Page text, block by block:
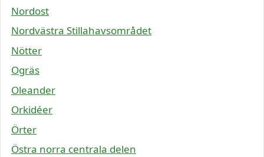
Nordost
Nordvästra Stillahavsområdet
Nötter
Ogräs
Oleander
Orkidéer
Örter
Östra norra centrala delen